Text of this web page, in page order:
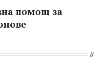
помощ за